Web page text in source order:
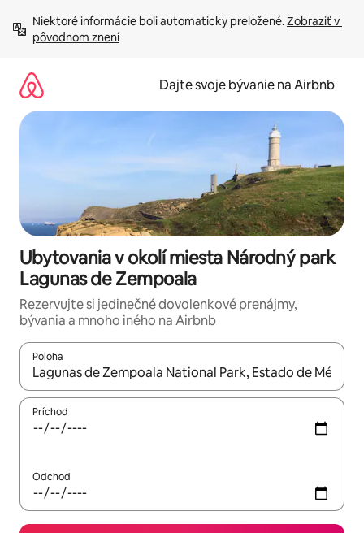
obsah.
Niektoré informácie boli automaticky preložené. Zobraziť v
pôvodnom znení
Dajte svoje bývanie na Airbnb
Ubytovania v okolí miesta Národný park
Lagunas de Zempoala
Rezervujte si jedinečné dovolenkové prenájmy,
bývania a mnoho iného na Airbnb
Poloha
Keď budú výsledky k dispozícii, môžete si ich prechádzať
Príchod
Odchod